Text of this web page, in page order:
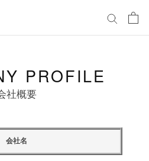
PROFILE
社概要
会社名